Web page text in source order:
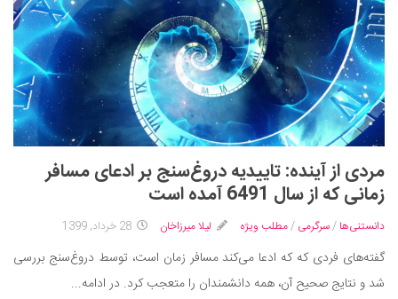
مردی از آینده: تاییدیه دروغ‌سنج بر ادعای مسافر
زمانی که از سال 6491 آمده است
دانستنی‌ها /سرگرمی /مطلب ویژه لیلا میرزاخان 28 خرداد, 1399
گفته‌های فردی که که ادعا می‌کند مسافر زمان است، توسط دروغ‌سنج بررسی
شد و نتایج صحیح آن، همه دانشمندان را متعجب کرد. در ادامه...